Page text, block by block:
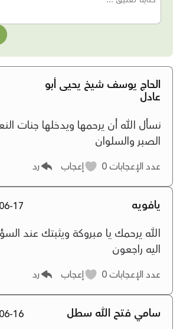
الحاج يوسف شيخ يحيى أبو
عادل
نسأل الله أن يرحمها ويدخلها جنات
الصبر والسلوان
عدد الإعجابات إعجاب رد
يافويه
الله يرحمك يا مبروكة ويثبتك عند
اليه راجعون
عدد الإعجابات إعجاب رد
سامي فتح الله سطل 20:52:26